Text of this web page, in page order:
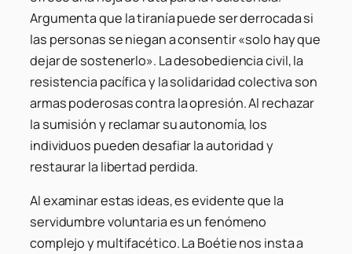
Argumenta que la tiranía puede ser derrocada si
las personas se niegan a consentir «solo hay que
dejar de sostenerlo». La desobediencia civil, la
resistencia pacífica y la solidaridad colectiva son
armas poderosas contra la opresión. Al rechazar
la sumisión y reclamar su autonomía, los
individuos pueden desafiar la autoridad y
restaurar la libertad perdida.
Al examinar estas ideas, es evidente que la
servidumbre voluntaria es un fenómeno
complejo y multifacético. La Boétie nos insta a